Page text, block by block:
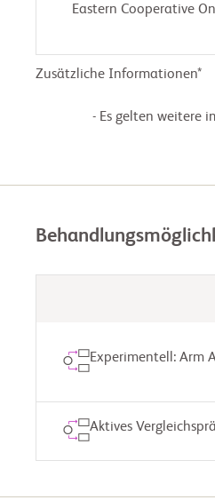
Eastern Cooperative
Zusätzliche Informationen*
Experimentell: Arm
Aktives